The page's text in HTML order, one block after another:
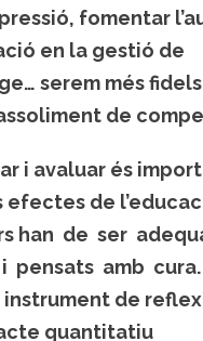
fomentar
en la gestió de
serem més
de
i avaluar és
de
han de ser
pensats amb cura.
de
quantitatiu